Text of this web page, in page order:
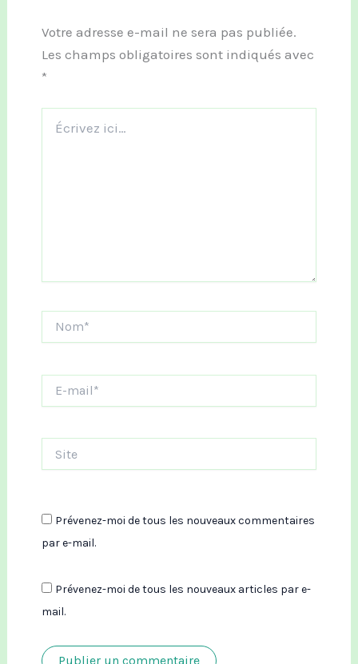
Votre adresse e-mail ne sera pas publiée.
Les champs obligatoires sont indiqués avec
*
ici…
mail*
Prévenez-moi de tous les nouveaux commentaires
par e-mail.
Prévenez-moi de tous les nouveaux articles par e-
mail.